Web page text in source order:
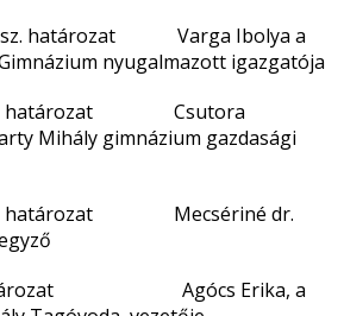
határozat Varga Ibolya a
nyugalmazott igazgatója
határozat Csutora
Mihály gimnázium gazdasági
határozat Mecsériné dr.
határozat Agócs Erika, a